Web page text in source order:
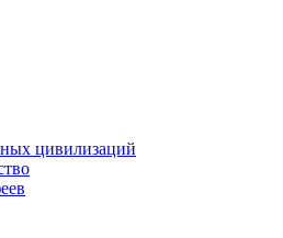
цивилизаций